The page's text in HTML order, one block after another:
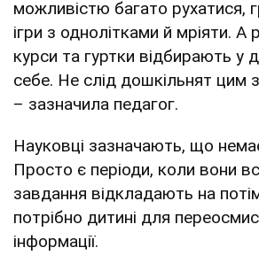
можливістю багато рухатися,
ігри з однолітками й мріяти. А
курси та гуртки відбирають у
себе. Не слід дошкільнят цим
– зазначила педагог.
Науковці зазначають, що
Просто є періоди, коли вони
завдання відкладають на
потрібно дитині для
інформації.